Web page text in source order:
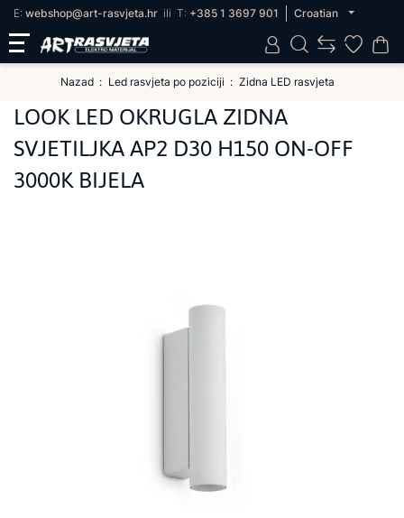
E: webshop@art-rasvjeta.hr ili T: +385 1 3697 901 Croatian
Nazad Led rasvjeta po poziciji Zidna LED rasvjeta
LOOK LED OKRUGLA ZIDNA
SVJETILJKA AP2 D30 H150 ON-OFF
3000K BIJELA